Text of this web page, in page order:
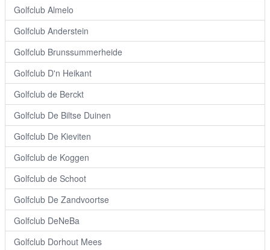
Golfclub Almelo
Golfclub Anderstein
Golfclub Brunssummerheide
Golfclub D'n Heikant
Golfclub de Berckt
Golfclub De Biltse Duinen
Golfclub De Kieviten
Golfclub de Koggen
Golfclub de Schoot
Golfclub De Zandvoortse
Golfclub DeNeBa
Golfclub Dorhout Mees